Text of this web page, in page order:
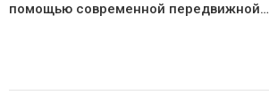
помощью современной передвижной…